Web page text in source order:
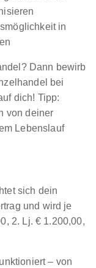
in
Dann bewirb
bei
dich! Tipp:
von deiner
Lebenslauf
sich dein
und wird je
2. Lj. € 1.200,00,
– von